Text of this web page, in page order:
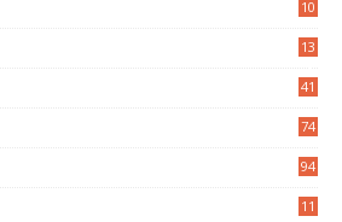
10
13
41
74
94
11